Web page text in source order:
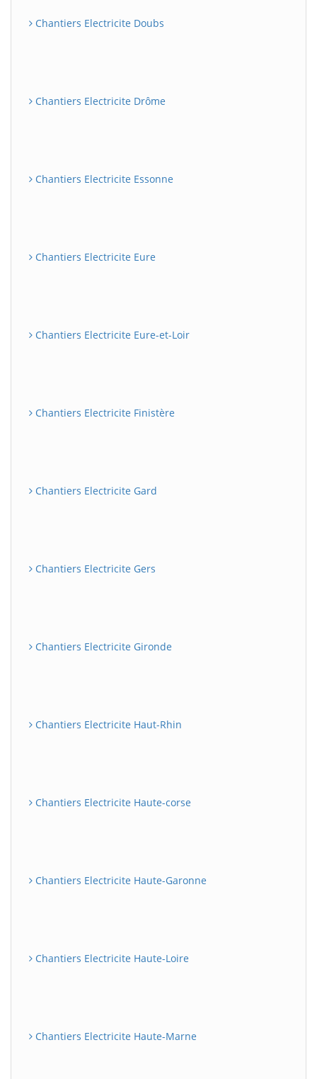
Chantiers Electricite Doubs
Chantiers Electricite Drôme
Chantiers Electricite Essonne
Chantiers Electricite Eure
Chantiers Electricite Eure-et-Loir
Chantiers Electricite Finistère
Chantiers Electricite Gard
Chantiers Electricite Gers
Chantiers Electricite Gironde
Chantiers Electricite Haut-Rhin
Chantiers Electricite Haute-corse
Chantiers Electricite Haute-Garonne
Chantiers Electricite Haute-Loire
Chantiers Electricite Haute-Marne